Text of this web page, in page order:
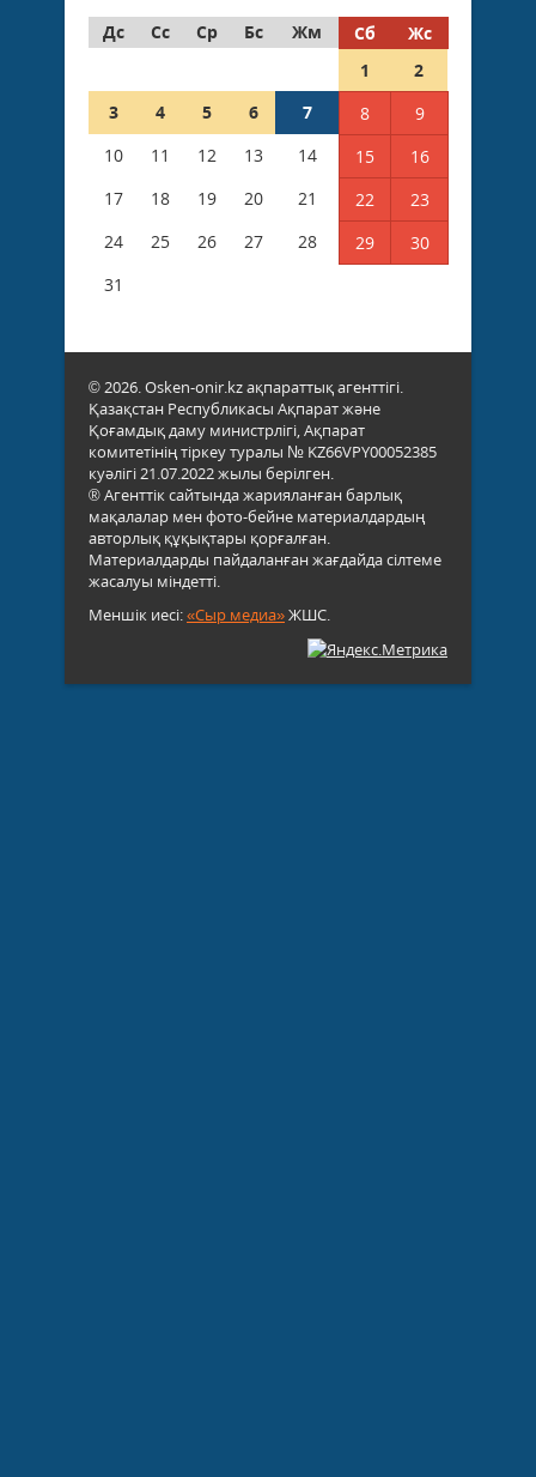
Дс
Сс Ср Бс Жм Сб
Жс
1
2
3
4 5 6 7 8
9
10
11 12 13 14 15
16
17
18 19 20 21 22
23
24
25 26 27 28 29
30
31
© 2026. Osken-onir.kz ақпараттық агенттігі.
Қазақстан Республикасы Ақпарат және
Қоғамдық даму министрлігі, Ақпарат
комитетінің тіркеу туралы № KZ66VPY00052385
куәлігі 21.07.2022 жылы берілген.
® Агенттік сайтында жарияланған барлық
мақалалар мен фото-бейне материалдардың
авторлық құқықтары қорғалған.
Материалдарды пайдаланған жағдайда сілтеме
жасалуы міндетті.
Меншік иесі:«Сыр медиа»ЖШС.